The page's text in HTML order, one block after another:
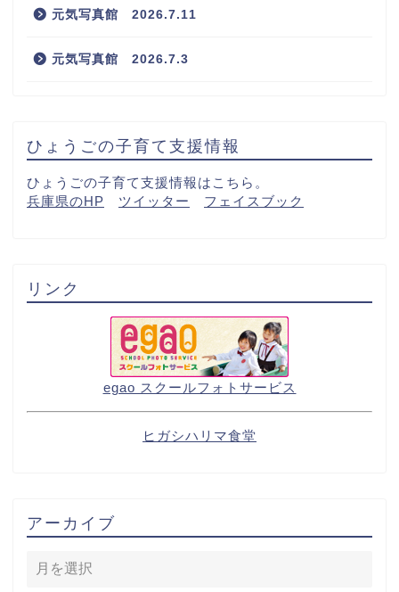
元気写真館 2026.7.11
元気写真館 2026.7.3
ひょうごの子育て支援情報
ひょうごの子育て支援情報はこちら。
兵庫県のHP
ツイッター フェイスブック
リンク
egao スクールフォトサービス
ヒガシハリマ食堂
アーカイブ